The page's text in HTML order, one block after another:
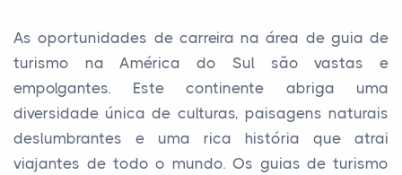
As oportunidades de carreira na área de guia de
turismo na América do Sul são vastas e
empolgantes. Este continente abriga uma
diversidade única de culturas, paisagens naturais
deslumbrantes e uma rica história que atrai
viajantes de todo o mundo. Os guias de turismo